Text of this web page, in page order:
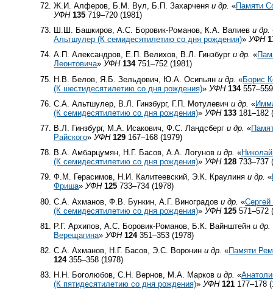
Ж.И. Алферов, Б.М. Вул, Б.П. Захарченяи др. «Памяти
УФН 135 719–720 (1981)
Ш.Ш. Башкиров, А.С. Боровик-Романов, К.А. Валиеви др.
Альтшулер (К семидесятилетию со дня рождения)»УФН
А.П. Александров, Е.П. Велихов, В.Л. Гинзбурги др. «
Леонтовича»УФН 134751–752 (1981)
Н.В. Белов, Я.Б. Зельдович, Ю.А. Осипьяни др. «Борис
(К шестидесятилетию со дня рождения)»УФН 134
С.А. Альтшулер, В.Л. Гинзбург, Г.П. Мотулевичи др. «
(К семидесятилетию со дня рождения)»УФН 133 181–182
В.Л. Гинзбург, М.А. Исакович, Ф.С. Ландсберги др. «
Райского»УФН 129 167–168 (1979)
В.А. Амбарцумян, Н.Г. Басов, А.А. Логунови др. «
(К семидесятилетию со дня рождения)»УФН 128 733–737
Ф.М. Герасимов, Н.И. Калитеевский, Э.К. Краулиняи др. «
Фриша»УФН 125 733–734 (1978)
С.А. Ахманов, Ф.В. Бункин, А.Г. Виноградови др. «
(К семидесятилетию со дня рождения)»УФН 125 571–572
Р.Г. Архипов, А.С. Боровик-Романов, Б.К. Вайнштейни др.
Верещагина»УФН 124351–353 (1978)
С.А. Ахманов, Н.Г. Басов, Э.С. Воронини др. «Памяти
124355–358 (1978)
Н.Н. Боголюбов, С.Н. Вернов, М.А. Маркови др. «
(К пятидесятилетию со дня рождения)»УФН 121 177–178